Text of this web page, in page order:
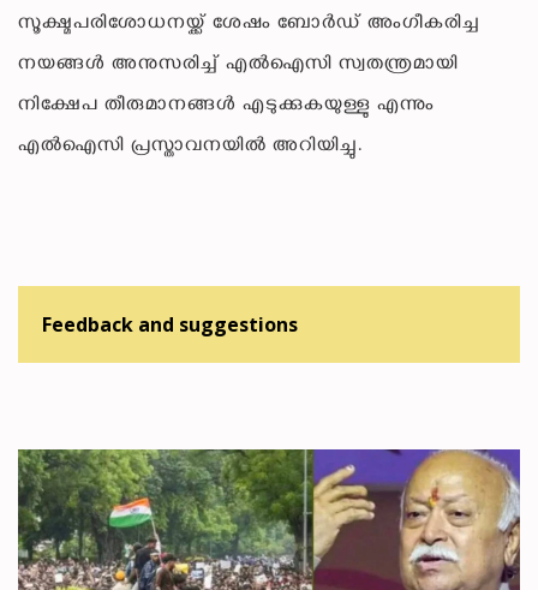
സൂക്ഷ്മപരിശോധനയ്ക്ക് ശേഷം ബോർഡ് അംഗീകരിച്ച
നയങ്ങൾ അനുസരിച്ച് എൽഐസി സ്വതന്ത്രമായി
നിക്ഷേപ തീരുമാനങ്ങൾ എടുക്കുകയുള്ളു എന്നും
എൽഐസി പ്രസ്താവനയിൽ അറിയിച്ചു.
Feedback and suggestions